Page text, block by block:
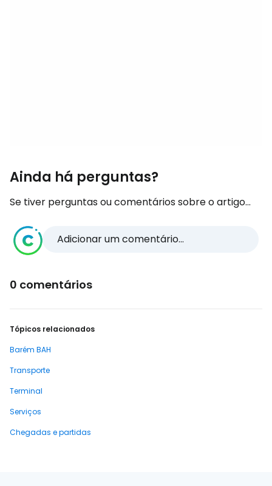
Ainda há perguntas?
Se tiver perguntas ou comentários sobre o artigo...
Adicionar um comentário...
0 comentários
Tópicos relacionados
Barém BAH
Transporte
Terminal
Serviços
Chegadas e partidas